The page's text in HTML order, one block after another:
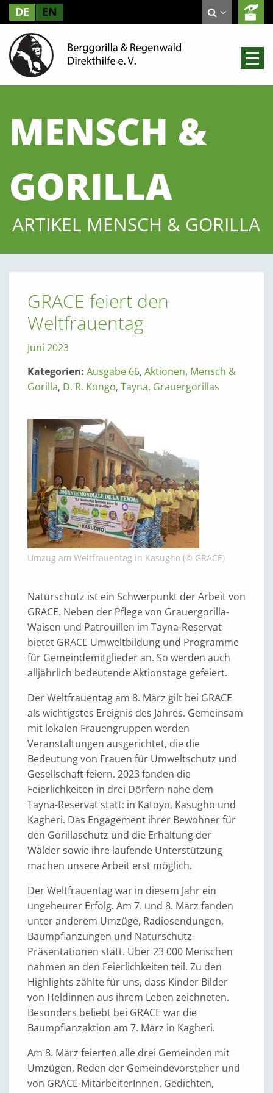
DE EN
MENSCH &
GORILLA
ARTIKEL MENSCH & GORILLA
GRACE feiert den
Weltfrauentag
Juni 2023
Kategorien: Ausgabe 66, Aktionen, Mensch &
Gorilla, D. R. Kongo, Tayna, Grauergorillas
Umzug am Weltfrauentag in Kasugho (© GRACE)
Naturschutz ist ein Schwerpunkt der Arbeit von
GRACE. Neben der Pflege von Grauergorilla-
Waisen und Patrouillen im Tayna-Reservat
bietet GRACE Umweltbildung und Programme
für Gemeindemitglieder an. So werden auch
alljährlich bedeutende Aktionstage gefeiert.
Der Weltfrauentag am 8. März gilt bei GRACE
als wichtigstes Ereignis des Jahres. Gemeinsam
mit lokalen Frauengruppen werden
Veranstaltungen ausgerichtet, die die
Bedeutung von Frauen für Umweltschutz und
Gesellschaft feiern. 2023 fanden die
Feierlichkeiten in drei Dörfern nahe dem
Tayna-Reservat statt: in Katoyo, Kasugho und
Kagheri. Das Engagement ihrer Bewohner für
den Gorillaschutz und die Erhaltung der
Wälder sowie ihre laufende Unterstützung
machen unsere Arbeit erst möglich.
Der Weltfrauentag war in diesem Jahr ein
ungeheurer Erfolg. Am 7. und 8. März fanden
unter anderem Umzüge, Radiosendungen,
Baumpflanzungen und Naturschutz-
Präsentationen statt. Über 23 000 Menschen
nahmen an den Feierlichkeiten teil. Zu den
Highlights zählte für uns, dass Kinder Bilder
von Heldinnen aus ihrem Leben zeichneten.
Besonders beliebt bei GRACE war die
Baumpflanzaktion am 7. März in Kagheri.
Am 8. März feierten alle drei Gemeinden mit
Umzügen, Reden der Gemeindevorsteher und
von GRACE-MitarbeiterInnen, Gedichten,